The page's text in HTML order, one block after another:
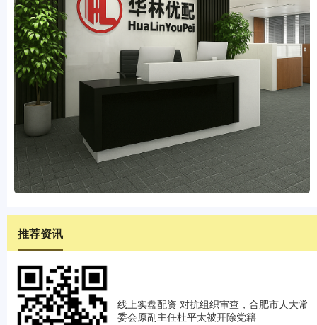
推荐资讯
线上实盘配资 对抗组织审查，合肥市人大常
委会原副主任杜平太被开除党籍